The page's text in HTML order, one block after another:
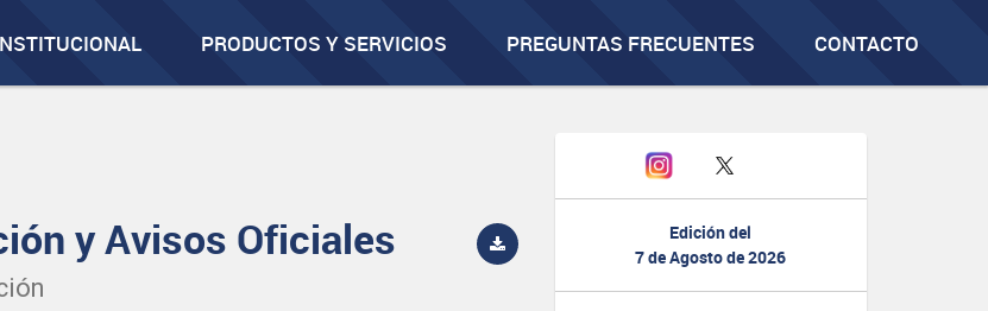
PRODUCTOS Y SERVICIOS PREGUNTAS FRECUENTES CONTACTO
Edición del
7 de Agosto de 2026
y Avisos Oficiales